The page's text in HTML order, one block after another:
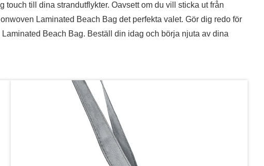
till dina strandutflykter. Oavsett om du vill sticka ut från
Laminated Beach Bag det perfekta valet. Gör dig redo för
Beach Bag. Beställ din idag och börja njuta av dina